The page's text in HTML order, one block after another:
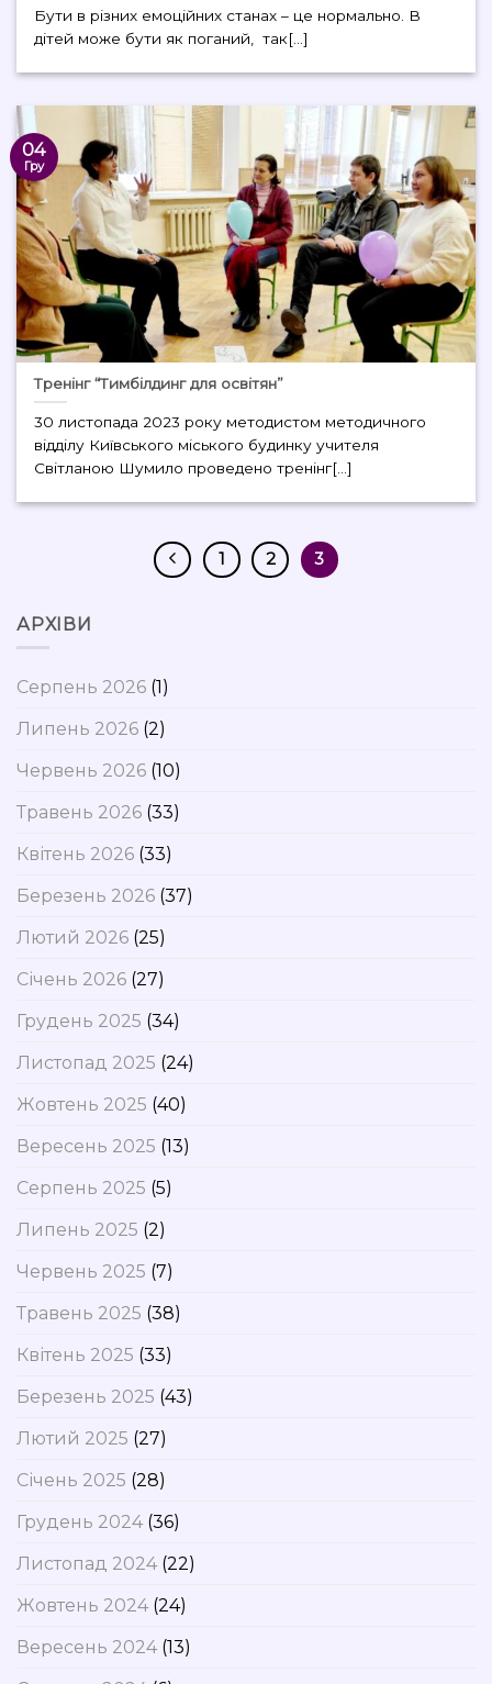
Бути в різних емоційних станах – це нормально. В
дітей може бути як поганий, так[...]
Тренінг “Тимбілдинг для освітян”
30 листопада 2023 року методистом методичного
відділу Київського міського будинку учителя
Світланою Шумило проведено тренінг[...]
04
Гру
1 2 3
АРХІВИ
Серпень 2026 (1)
Липень 2026 (2)
Червень 2026 (10)
Травень 2026 (33)
Квітень 2026 (33)
Березень 2026 (37)
Лютий 2026 (25)
Січень 2026 (27)
Грудень 2025 (34)
Листопад 2025 (24)
Жовтень 2025 (40)
Вересень 2025 (13)
Серпень 2025 (5)
Липень 2025 (2)
Червень 2025 (7)
Травень 2025 (38)
Квітень 2025 (33)
Березень 2025 (43)
Лютий 2025 (27)
Січень 2025 (28)
Грудень 2024(36)
Листопад 2024(22)
Жовтень 2024(24)
Вересень 2024(13)